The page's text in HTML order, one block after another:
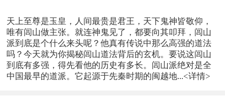
天上至尊是玉皇，人间最贵是君王，天下鬼神皆敬仰，
唯有闾山做主张。就连神鬼见了，都要向其叩拜，闾山
派到底是个什么来头呢？他真有传说中那么高强的道法
吗？今天就为你揭秘闾山道法背后的玄机。要说这闾山
到底有多强，得先看他的历史有多长。闾山派绝对是全
中国最早的道派。它起源于先秦时期的闽越地...<详情>